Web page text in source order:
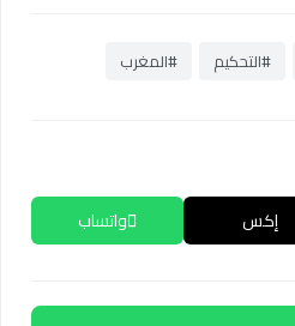
#التحكيم #المغرب
إكس واتساب